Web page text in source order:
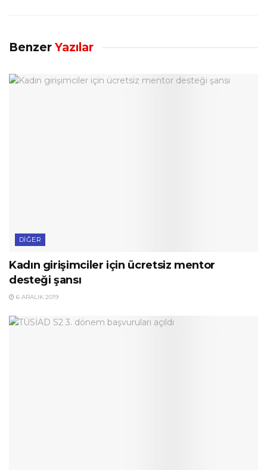
Benzer Yazılar
DIĞER
Kadın girişimciler için ücretsiz mentor
desteği şansı
6 ARALIK 2019